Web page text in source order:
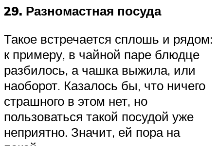
29. Разномастная посуда
Такое встречается сплошь и рядом:
к примеру, в чайной паре блюдце
разбилось, а чашка выжила, или
наоборот. Казалось бы, что ничего
страшного в этом нет, но
пользоваться такой посудой уже
неприятно. Значит, ей пора на